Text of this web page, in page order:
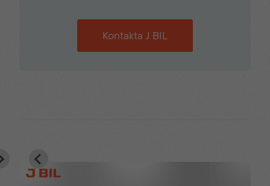
Trafikskyltsavläsning
Kontakta J BIL